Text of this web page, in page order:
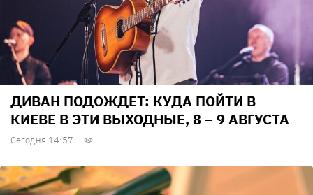
ДИВАН ПОДОЖДЕТ: КУДА ПОЙТИ В
КИЕВЕ В ЭТИ ВЫХОДНЫЕ, 8 – 9 АВГУСТА
Сегодня 14:57